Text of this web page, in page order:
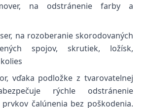
na odstránenie farby a
na rozoberanie skorodovaných
spojov, skrutiek, ložísk,
vďaka podložke z tvarovatelnej
rýchle odstránenie
čalúnenia bez poškodenia.